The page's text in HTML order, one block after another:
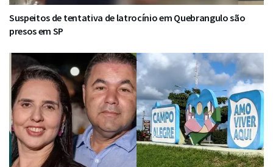
Suspeitos de tentativa de latrocínio em Quebrangulo são
presos em SP